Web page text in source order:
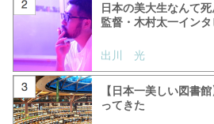
日本の美大生なんて
監督・木村太一イン
出川 光
【日本一美しい図書
ってきた